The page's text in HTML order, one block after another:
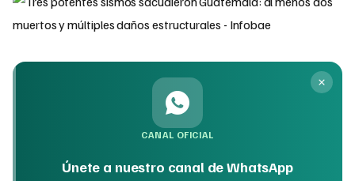
CANAL OFICIAL
Únete a nuestro canal de WhatsApp